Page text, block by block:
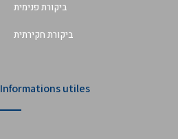
ביקורת פנימית
ביקורת חקירתית
Informations utiles